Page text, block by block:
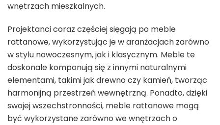
wnętrzach mieszkalnych.
Projektanci coraz częściej sięgają po meble
rattanowe, wykorzystując je w aranżacjach zarówno
w stylu nowoczesnym, jak i klasycznym. Meble te
doskonale komponują się z innymi naturalnymi
elementami, takimi jak drewno czy kamień, tworząc
harmonijną przestrzeń wewnętrzną. Ponadto, dzięki
swojej wszechstronności, meble rattanowe mogą
być wykorzystane zarówno we wnętrzach o